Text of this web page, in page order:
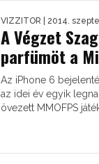
VIZZITOR | 2014.
A Végzet
parfümöt a
Az iPhone 6
az idei év egyik
övezett MMOFPS